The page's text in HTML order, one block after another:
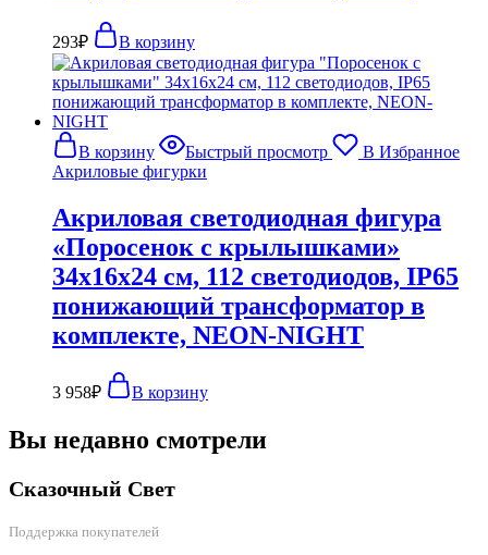
293₽ В корзину
В корзину Быстрый просмотр
В Избранное
Акриловые фигурки
Акриловая светодиодная фигура
«Поросенок с крылышками»
34х16х24 см, 112 светодиодов, IP65
понижающий трансформатор в
комплекте, NEON-NIGHT
3 958₽ В корзину
Вы недавно смотрели
Сказочный Свет
Поддержка покупателей